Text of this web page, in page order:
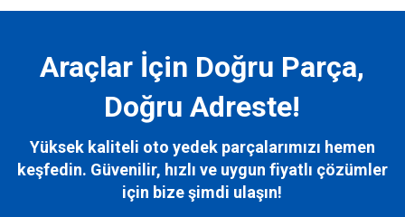
Araçlar İçin Doğru Parça,
Doğru Adreste!
Yüksek kaliteli oto yedek parçalarımızı hemen
keşfedin. Güvenilir, hızlı ve uygun fiyatlı çözümler
için bizeşimdi ulaşın!